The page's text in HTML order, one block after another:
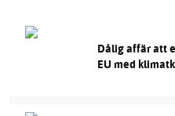
Dålig affär att
EU med